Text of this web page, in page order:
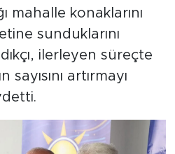
mahalle konaklarını
sunduklarını
ilerleyen süreçte
sayısını artırmayı